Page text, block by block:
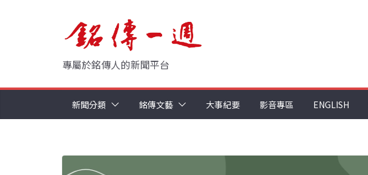
專屬於銘傳人的新聞平台
新聞分類 銘傳文藝 大事紀要 影音專區 ENGLISH